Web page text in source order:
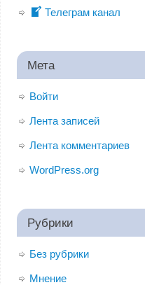
Телеграм канал
Мета
Войти
Лента записей
Лента комментариев
WordPress.org
Рубрики
Без рубрики
Мнение